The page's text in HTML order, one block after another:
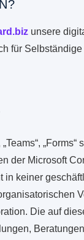
unsere
für
„Forms“
der Microsoft
in keiner
Die auf